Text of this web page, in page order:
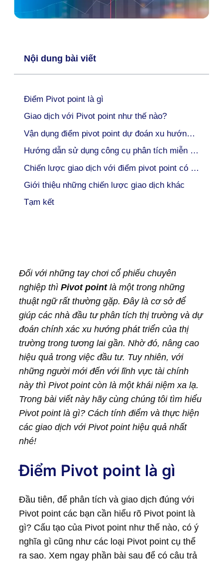
Nội dung bài viết
Điểm Pivot point là gì
Giao dịch với Pivot point như thế nào?
Vận dụng điểm pivot point dự đoán xu hướng thị trường
Hướng dẫn sử dụng công cụ phân tích miễn phí
Chiến lược giao dịch với điểm pivot point có hiệu quả?
Giới thiệu những chiến lược giao dịch khác
Tạm kết
Đối với những tay chơi cổ phiếu chuyên
nghiệp thì Pivot pointlà một trong những
thuật ngữ rất thường gặp. Đây là cơ sở để
giúp các nhà đầu tư phân tích thị trường và dự
đoán chính xác xu hướng phát triển của thị
trường trong tương lai gần. Nhờ đó, nâng cao
hiệu quả trong việc đầu tư. Tuy nhiên, với
những người mới đến với lĩnh vực tài chính
này thì Pivot point còn là một khái niệm xa lạ.
Trong bài viết này hãy cùng chúng tôi tìm hiểu
Pivot point là gì? Cách tính điểm và thực hiện
các giao dịch với Pivot point hiệu quả nhất
nhé!
Điểm Pivot point là gì
Đầu tiên, để phân tích và giao dịch đúng với
Pivot point các bạn cần hiểu rõ Pivot point là
gì? Cấu tạo của Pivot point như thế nào, có ý
nghĩa gì cũng như các loại Pivot point cụ thể
ra sao. Xem ngay phần bài sau để có câu trả